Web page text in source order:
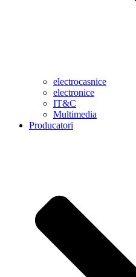
electrocasnice
electronice
IT&C
Multimedia
Producatori